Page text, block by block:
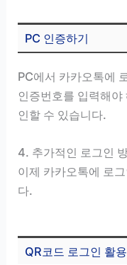
PC 인증하기
PC에서 카카오톡에
인증번호를 입력해
인할 수 있습니다.
4. 추가적인 로그인
이제 카카오톡에 로
다.
QR코드 로그인 활